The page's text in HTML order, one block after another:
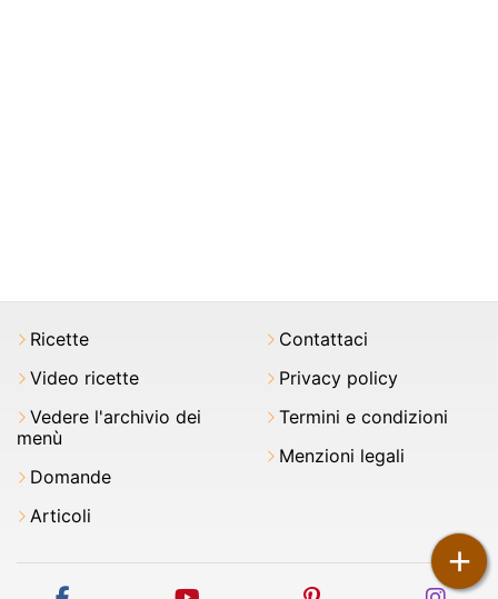
+
Ricette
Video ricette
Vedere l'archivio dei
menù
Domande
Articoli
Contattaci
Privacy policy
Termini e condizioni
Menzioni legali